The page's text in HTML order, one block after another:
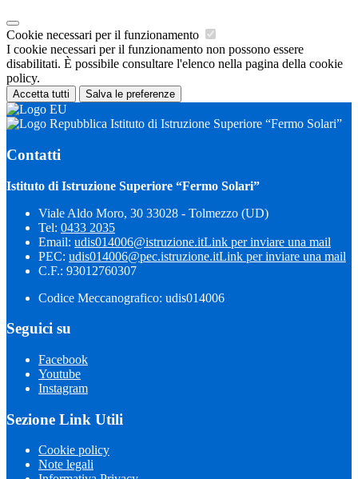
Cookie necessari per il funzionamento
I cookie necessari per il funzionamento non possono essere
disabilitati. È possibile consultare l'elenco nella pagina della cookie
policy.
Accetta tutti Salva le preferenze
Istituto di Istruzione Superiore “Fermo Solari”
Contatti
Istituto di Istruzione Superiore “Fermo Solari”
Viale Aldo Moro, 30 33028 - Tolmezzo (UD)
Tel: 0433 2035
Email: udis014006@istruzione.itLink per inviare una mail
PEC: udis014006@pec.istruzione.itLink per inviare una mail
C.F.: 93012760307
Codice Meccanografico: udis014006
Seguici su
Facebook
Youtube
Instagram
Sezione Link Utili
Cookie policy
Note legali